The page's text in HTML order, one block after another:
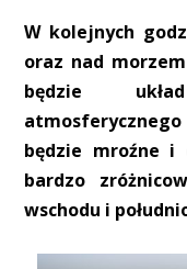
W kolejnych
oraz nad
będzie
będzie mroźne
bardzo
wschodu i